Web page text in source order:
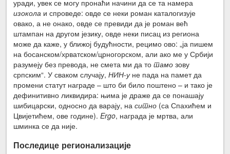
уради, увек се могу пронаћи начини да се та намера
изокола и спроведе: овде се неки роман каталогизује
овако, а не онако, овде се превиди да је роман већ
штампан на другом језику, овде неки писац из региона
може да каже, у ближој будућности, рецимо ово: „ја пишем
на босанском/хрватском/црногорском, али ако ме у Србији
разумеју без превода, не смета ми да тотамо зову
српским“. У сваком случају,НИН-уне пада на памет да
промени статут награде – што би било поштено – и тако је
дефинитивно ликвидира: њима је драже да се понашају
шибицарски, односно да варају, наситно (са Спахићем и
Цвијетићем, ове године).Ergo, награда је мртва, али
шминка се да није.
Последице регионализације